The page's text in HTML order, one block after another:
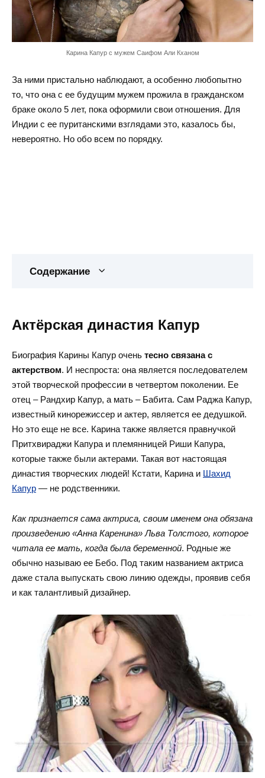
Карина Капур с мужем Саифом Али Кханом
За ними пристально наблюдают, а особенно любопытно
то, что она с ее будущим мужем прожила в гражданском
браке около 5 лет, пока оформили свои отношения. Для
Индии с ее пуританскими взглядами это, казалось бы,
невероятно. Но обо всем по порядку.
Содержание
Актёрская династия Капур
Биография Карины Капур очень тесно связана с
актерством. И неспроста: она является последователем
этой творческой профессии в четвертом поколении. Ее
отец – Рандхир Капур, а мать – Бабита. Сам Раджа Капур,
известный кинорежиссер и актер, является ее дедушкой.
Но это еще не все. Карина также является правнучкой
Притхвираджи Капура и племянницей Риши Капура,
которые также были актерами. Такая вот настоящая
династия творческих людей! Кстати, Карина и Шахид
Капур — не родственники.
Как признается сама актриса, своим именем она обязана
произведению «Анна Каренина» Льва Толстого, которое
читала ее мать, когда была беременной. Родные же
обычно называю ее Бебо. Под таким названием актриса
даже стала выпускать свою линию одежды, проявив себя
и как талантливый дизайнер.